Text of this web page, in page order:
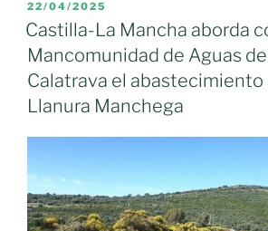
expandirá
para
a
150.000
habitantes
Ciudad
Real»
PUBLICADO
EL
22/04/2025
Castilla-La Mancha aborda
Mancomunidad de Aguas
Calatrava el abastecimiento
Llanura Manchega